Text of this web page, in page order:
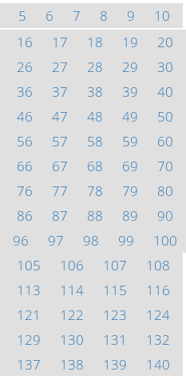
5 6 7 8 9
10
16 17 18 19
20
26 27 28 29
30
36 37 38 39
40
46 47 48 49
50
56 57 58 59
60
66 67 68 69
70
76 77 78 79
80
86 87 88 89
90
96 97 98 99
100
105 106 107
108
113 114 115
116
121 122 123
124
129 130 131
132
137 138 139
140